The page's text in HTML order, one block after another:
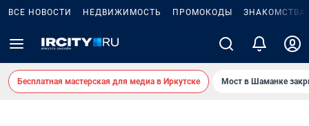
ВСЕ НОВОСТИ НЕДВИЖИМОСТЬ ПРОМОКОДЫ ЗНАКОМСТВА
Бесплатная мастерская для медиа в Иркутске Мост в Шаманке